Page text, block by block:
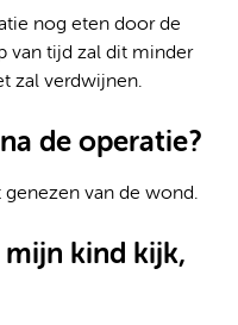
nog eten door de
van tijd zal dit minder
zal verdwijnen.
de operatie?
van de wond.
mijn kind kijk,